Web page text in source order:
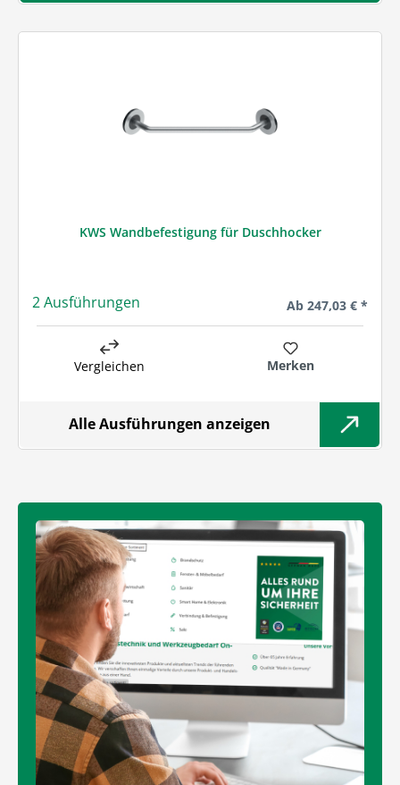
KWS Wandbefestigung für Duschhocker
2 Ausführungen Regulärer Preis:
Ab 247,03 € *
Vergleichen Merken
Alle Ausführungen anzeigen